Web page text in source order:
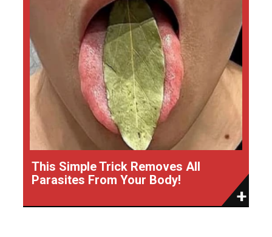
This Simple Trick Removes All
Parasites From Your Body!